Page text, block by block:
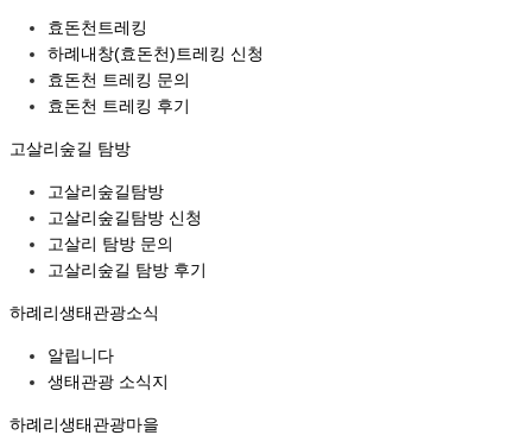
효돈천트레킹
하례내창(효돈천)트레킹 신청
효돈천 트레킹 문의
효돈천 트레킹 후기
고살리숲길 탐방
고살리숲길탐방
고살리숲길탐방 신청
고살리 탐방 문의
고살리숲길 탐방 후기
하례리생태관광소식
알립니다
생태관광 소식지
하례리생태관광마을